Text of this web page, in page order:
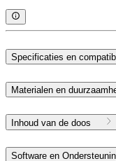
Specificaties en
Materialen en
Inhoud van de doos
Software en